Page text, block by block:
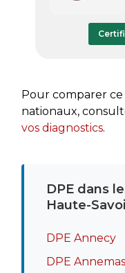
Pour comparer
nationaux,
vos diagnostics.
DPE dans
Haute-
DPE Annecy
DPE